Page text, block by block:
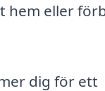
hem eller
dig för ett